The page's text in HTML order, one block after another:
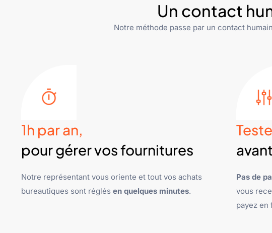
Un contact
Notre méthode passe par un contact
1h par an,
pour gérer vos fournitures
Notre représentant vous oriente et tout vos achats
bureautiques sont réglés en quelques minutes.
Pas de
vous
payez en